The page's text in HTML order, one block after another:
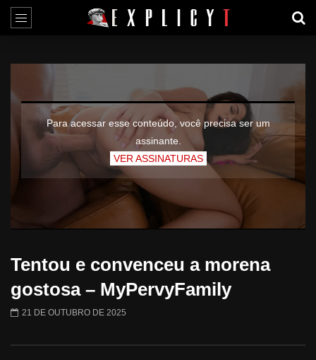
Para acessar esse conteúdo, você precisa ser um
assinante.
VER ASSINATURAS
Tentou e convenceu a morena
gostosa – MyPervyFamily
21 DE OUTUBRO DE 2025